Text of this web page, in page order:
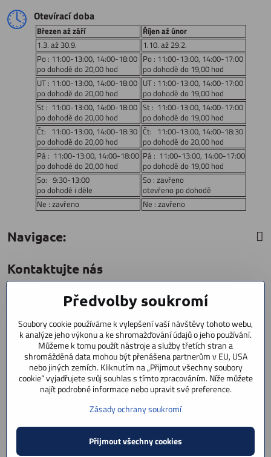
Otevírací doba
Březen až září
Říjen až únor
1.3. až 30.9.
1.10. až 29.2.
Po : 11:00-13:00, 14:00-18:00
po dohodě do 20,00 hod
Po : 11:00-13:00, 14:00-17:00
po dohodě do 19,00 hod
UT : 11:00-13:00, 14:00-18:00
po dohodě do 20,00 hod
UT : 11:00-13:00, 14:00-17:00
po dohodě do 19,00 hod
St : 11:00-13:00, 14:00-18:00
po dohodě do 20,00 hod
St : 11:00-13:00, 14:00-17:00
po dohodě do 19,00 hod
Čt: 11:00-13:00, 14:00-18:30
po dohodě do 20,00 hod
Čt: 11:00-13:00, 14:00-18:30
po dohodě do 20,00 hod
Pá : 11:00-13:00, 14:00-18:00
po dohodě do 20,00 hod
Pá : 11:00-13:00, 14:00-17:00
po dohodě do 19,00 hod
So: 9:30-13:00
po dohodě i déle
So : zavřeno
otevřeno po dohodě
Ne : zavřeno
Ne : zavřeno
Navigace:
Kontaktujte nás
CYCLESTAR s​.r​.o​.
Praha 5 Radotín
153 00
+420 602 856 404
+420 723 603 807
servis
info​@cyclestar​.cz
©2026CopyrightPředvolby soukromíZásady ochrany soukromí
Předvolby soukromí
Soubory cookie používáme k vylepšení vaší návštěvy tohoto webu,
k analýze jeho výkonu a ke shromažďování údajů o jeho používání.
Můžeme k tomu použít nástroje a služby třetích stran a
shromážděná data mohou být přenášena partnerům v EU, USA
nebo jiných zemích. Kliknutím na „Přijmout všechny soubory
cookie“ vyjadřujete svůj souhlas s tímto zpracováním. Níže můžete
najít podrobné informace nebo upravit své preference.
Zásady ochrany soukromí
Přijmout všechny cookies